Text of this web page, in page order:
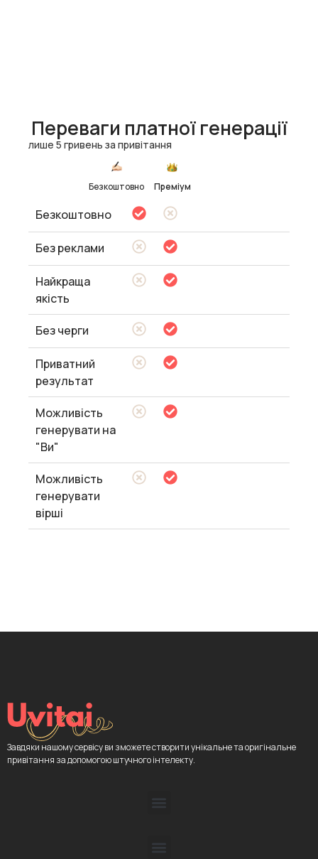
Переваги платної генерації
лише 5 гривень за привітання
Безкоштовно Преміум
Безкоштовно
Без реклами
Найкраща
якість
Без черги
Приватний
результат
Можливість
генерувати на
"Ви"
Можливість
генерувати
вірші
Завдяки нашому сервісу ви зможете створити унікальне та оригінальне
привітання за допомогою штучного інтелекту.